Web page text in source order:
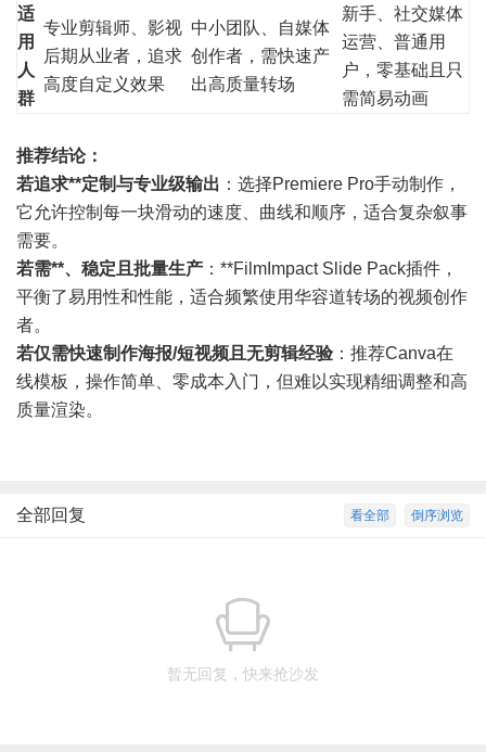
适
用
人
群
专业剪辑师、影视
后期从业者，追求
高度自定义效果
中小团队、自媒体
创作者，需快速产
出高质量转场
新手、社交媒体
运营、普通用
户，零基础且只
需简易动画
推荐结论：
若追求**定制与专业级输出 ：选择Premiere Pro手动制作，
它允许控制每一块滑动的速度、曲线和顺序，适合复杂叙事
需要。
若需**、稳定且批量生产 ：**FilmImpact Slide Pack插件，
平衡了易用性和性能，适合频繁使用华容道转场的视频创作
者。
若仅需快速制作海报/短视频且无剪辑经验 ：推荐Canva在
线模板，操作简单、零成本入门，但难以实现精细调整和高
质量渲染。
倒序浏览
看全部
全部回复
暂无回复，快来抢沙发